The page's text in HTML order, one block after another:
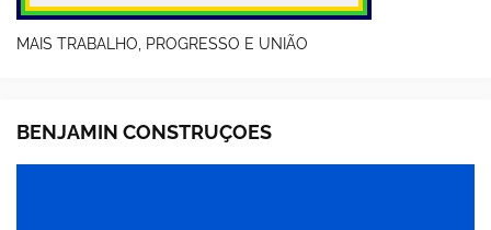
MAIS TRABALHO, PROGRESSO E UNIÃO
BENJAMIN CONSTRUÇOES